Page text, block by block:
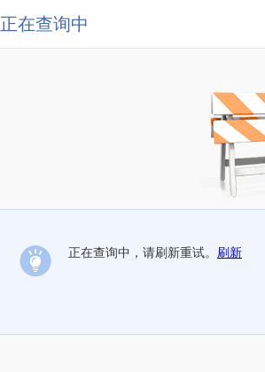
正在查询中
正在查询中，请刷新重试。 刷新